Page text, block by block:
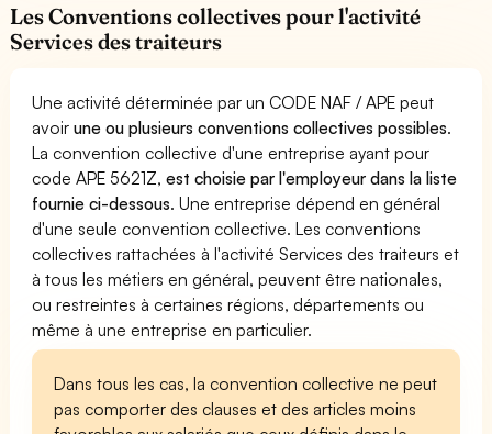
Les Conventions collectives pour l'activité
Services des traiteurs
Une activité déterminée par un CODE NAF / APE peut
avoirune ou plusieurs conventions collectives possibles.
La convention collective d'une entreprise ayant pour
code APE 5621Z,est choisie par l'employeur dans la liste
fournie ci-dessous. Une entreprise dépend en général
d'une seule convention collective. Les conventions
collectives rattachées à l'activité Services des traiteurs et
à tous les métiers en général, peuvent être nationales,
ou restreintes à certaines régions, départements ou
même à une entreprise en particulier.
Dans tous les cas, la convention collective ne peut
pas comporter des clauses et des articles moins